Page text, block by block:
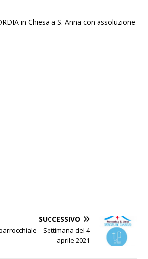
in Chiesa a S. Anna con assoluzione
SUCCESSIVO
– Settimana del 4
aprile 2021